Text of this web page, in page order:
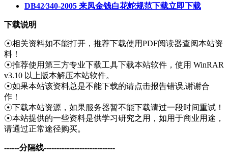
DB42∕340-2005 来凤金钱白花蛇规范下载立即下载
下载说明
☉相关资料如不能打开，推荐下载使用PDF阅读器查阅本站资
料！
☉推荐使用第三方专业下载工具下载本站软件，使用 WinRAR
v3.10 以上版本解压本站软件。
☉如果本站该资料总是不能下载的请点击报告错误,谢谢合
作！
☉下载本站资源，如果服务器暂不能下载请过一段时间重试！
☉本站提供的一些资料是供学习研究之用，如用于商业用途，
请通过正常途径购买。
------分隔线----------------------------